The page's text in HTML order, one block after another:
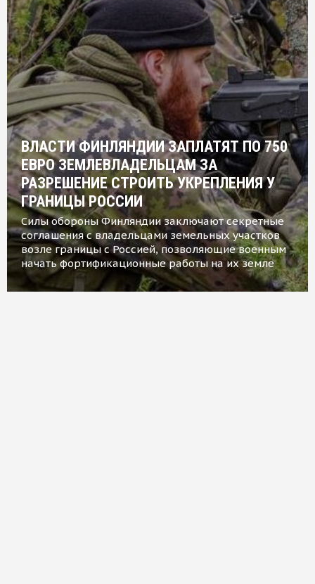
ВЛАСТИ ФИНЛЯНДИИ ЗАПЛАТЯТ ПО 750
ЕВРО ЗЕМЛЕВЛАДЕЛЬЦАМ ЗА
РАЗРЕШЕНИЕ СТРОИТЬ УКРЕПЛЕНИЯ У
ГРАНИЦЫ РОССИИ
Силы обороны Финляндии заключают секретные
соглашения с владельцами земельных участков
возле границы с Россией, позволяющие военным
начать фортификационные работы на их земле